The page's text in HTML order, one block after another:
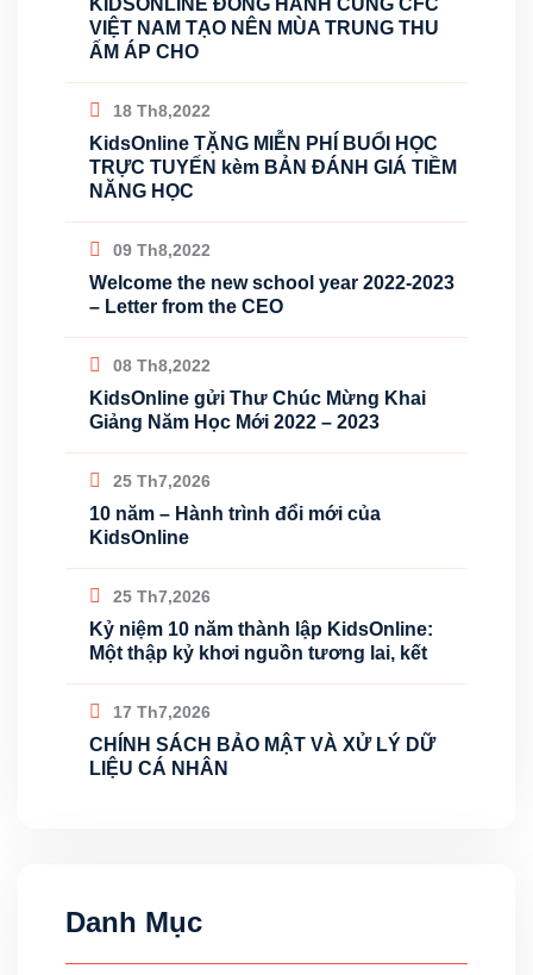
VIỆT NAM TẠO NÊN MÙA TRUNG THU
ẤM ÁP CHO
18 Th8,2022
KidsOnline TẶNG MIỄN PHÍ BUỔI HỌC
TRỰC TUYẾN kèm BẢN ĐÁNH GIÁ TIỀM
NĂNG HỌC
09 Th8,2022
Welcome the new school year 2022-2023
– Letter from the CEO
08 Th8,2022
KidsOnline gửi Thư Chúc Mừng Khai
Giảng Năm Học Mới 2022 – 2023
25 Th7,2026
10 năm – Hành trình đổi mới của
KidsOnline
25 Th7,2026
Kỷ niệm 10 năm thành lập KidsOnline:
Một thập kỷ khơi nguồn tương lai, kết
17 Th7,2026
CHÍNH SÁCH BẢO MẬT VÀ XỬ LÝ DỮ
LIỆU CÁ NHÂN
Danh Mục